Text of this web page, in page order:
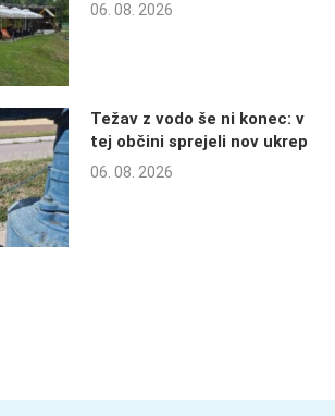
06. 08. 2026
Težav z vodo še ni konec: v
tej občini sprejeli nov ukrep
06. 08. 2026